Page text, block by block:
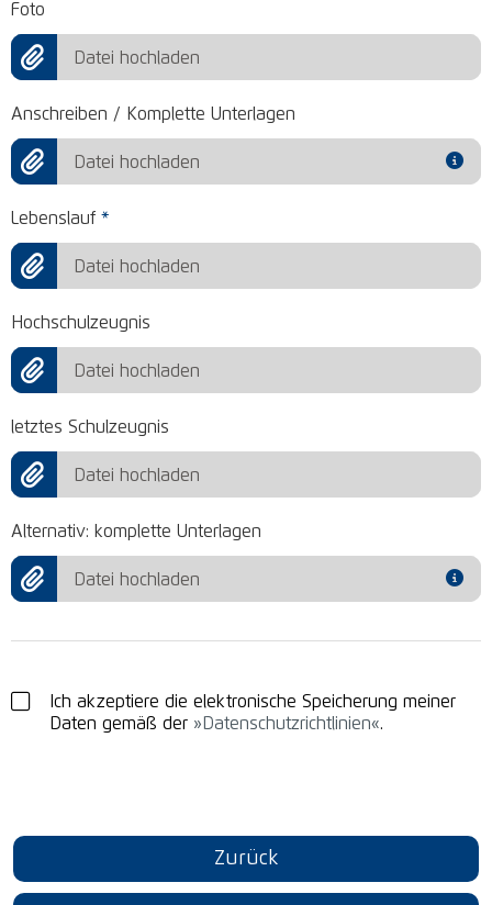
Foto
Datei hochladen
Anschreiben / Komplette Unterlagen
Datei hochladen
Lebenslauf *
Datei hochladen
Hochschulzeugnis
Datei hochladen
letztes Schulzeugnis
Datei hochladen
Alternativ: komplette Unterlagen
Datei hochladen
Ich akzeptiere die elektronische Speicherung meiner
Daten gemäß der
Datenschutzrichtlinien .
Zurück